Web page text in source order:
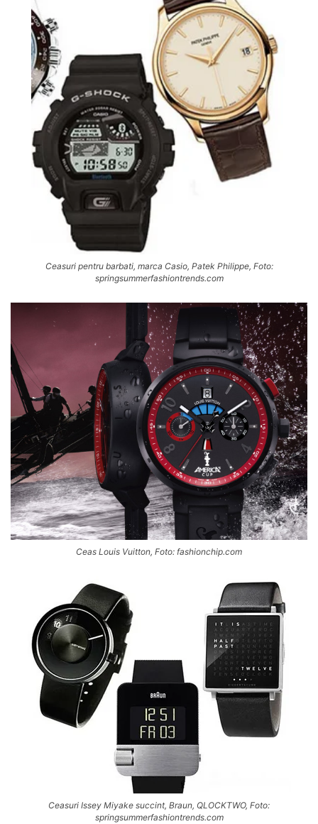
Ceasuri pentru barbati, marca Casio, Patek Philippe, Foto:
springsummerfashiontrends.com
Ceas Louis Vuitton, Foto: fashionchip.com
Ceasuri Issey Miyake succint, Braun, QLOCKTWO, Foto:
springsummerfashiontrends.com